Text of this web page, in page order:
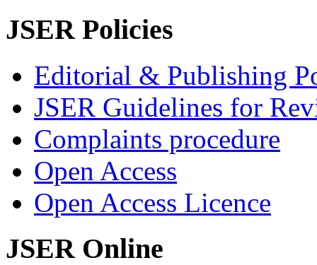
JSER Policies
Editorial & Publishing
JSER Guidelines for
Complaints procedure
Open Access
Open Access Licence
JSER Online